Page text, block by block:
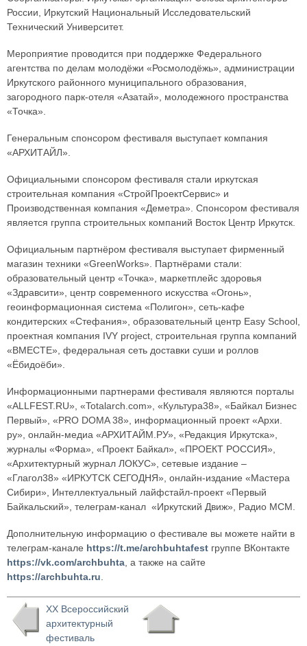
России, Иркутский Национальный Исследовательский
Технический Университет.
Мероприятие проводится при поддержке Федерального
агентства по делам молодёжи «Росмолодёжь», администрации
Иркутского районного муниципального образования,
загородного парк-отеля «Азатай», молодежного пространства
«Точка».
Генеральным спонсором фестиваля выступает компания
«АРХИТАЙЛ».
Официальными спонсором фестиваля стали иркутская
строительная компания «СтройПроектСервис» и
Производственная компания «Деметра». Спонсором фестиваля
является группа строительных компаний Восток Центр Иркутск.
Официальным партнёром фестиваля выступает фирменный
магазин техники «GreenWorks». Партнёрами стали:
образовательный центр «Точка», маркетплейс здоровья
«Здравсити», центр современного искусства «Огонь»,
геоинформационная система «Полигон», сеть-кафе
кондитерских «Стефания», образовательный центр Easy School,
проектная компания IVY project, строительная группа компаний
«ВМЕСТЕ», федеральная сеть доставки суши и роллов
«Ёбидоёби».
Информационными партнерами фестиваля являются порталы
«ALLFEST.RU», «Totalarch.com», «Культура38», «Байкал Бизнес
Первый», «PRO DOMA 38», информационный проект «Архи.
ру», онлайн-медиа «АРХИТАЙМ.РУ», «Редакция Иркутска»,
журналы «Форма», «Проект Байкал», «ПРОЕКТ РОССИЯ»,
«Архитектурный журнал ЛОКУС», сетевые издание –
«Глагол38» «ИРКУТСК СЕГОДНЯ», онлайн-издание «Мастера
Сибири», Интеллектуальный лайфстайл-проект «Первый
Байкальский», телеграм-канал «Иркутский Движ», Радио МСМ.
Дополнительную информацию о фестивале вы можете найти в
телеграм-канале https://t.me/archbuhtafest группе ВКонтакте
https://vk.com/archbuhta , а также на сайте
https://archbuhta.ru
XX Всероссийский
архитектурный
фестиваль